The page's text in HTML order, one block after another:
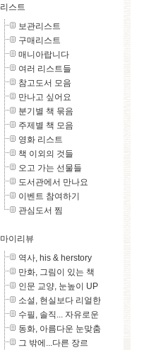
리스트
보관리스트
구매리스트
매니아랍니다
여러 리스트들
참고도서 모음
만나고 싶어요
분기별 책 묶음
주제별 책 모음
영화 리스트
책 이외의 것들
오고 가는 선물들
도서관에서 만나요
이벤트 참여하기
관심도서 찜
마이리뷰
역사, his & herstory
만화, 그림이 있는 책
인문 교양, 눈높이 UP
소설, 현실보다 리얼한
수필, 솔직... 자유로운
동화, 아름다운 눈맞춤
그 밖에...다른 장르